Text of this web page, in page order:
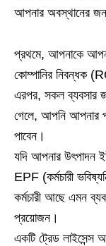
আপনার অবস্থানের জন্য
প্রথমে, আপনাকে
কোম্পানির নিবন্ধক
এরপর, সকল ব্যবসার
গেলে, আপনি আপনার
পাবেন।
যদি আপনার উৎপাদন
EPF (কর্মচারী
কর্মচারী আছে এমন
প্রয়োজন।
একটি ট্রেড লাইসেন্স